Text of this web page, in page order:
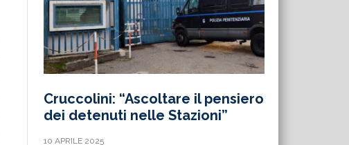
Cruccolini: “Ascoltare il pensiero
dei detenuti nelle Stazioni”
10 APRILE 2025